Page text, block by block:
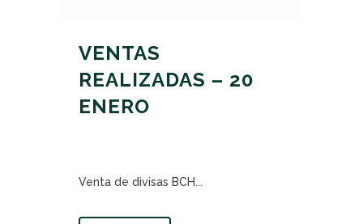
VENTAS
REALIZADAS – 20
ENERO
Venta de divisas BCH...